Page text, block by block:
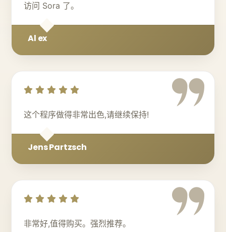
访问 Sora 了。
Al ex
这个程序做得非常出色,请继续保持!
Jens Partzsch
非常好,值得购买。强烈推荐。